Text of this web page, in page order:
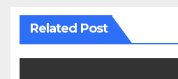
Related Post